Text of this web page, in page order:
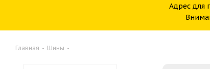
Адрес для
Главная - Шины -